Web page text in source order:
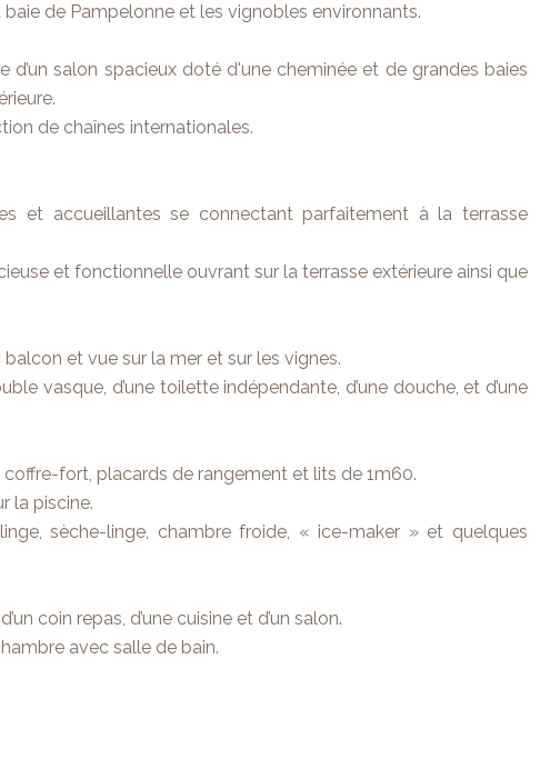
de Pampelonne et les vignobles environnants.
d’un salon spacieux doté d'une cheminée et de grandes baies
de chaînes internationales.
et accueillantes se connectant parfaitement à la terrasse
et fonctionnelle ouvrant sur la terrasse extérieure ainsi que
et vue sur la mer et sur les vignes.
vasque, d’une toilette indépendante, d’une douche, et d’une
fort, placards de rangement et lits de 1m60.
la piscine.
sèche-linge, chambre froide, « ice-maker » et quelques
coin repas, d’une cuisine et d’un salon.
avec salle de bain.